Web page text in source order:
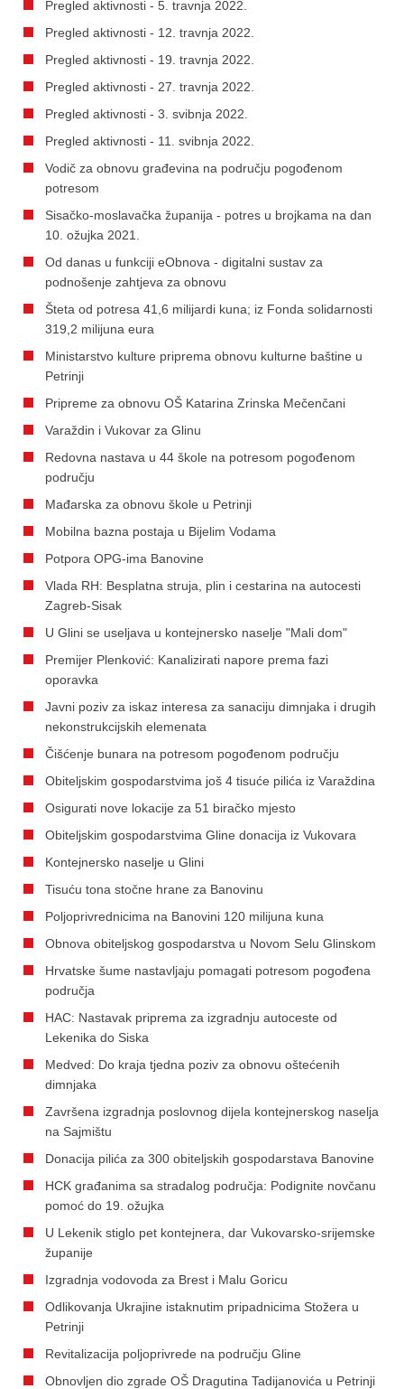
Pregled aktivnosti - 5. travnja 2022.
Pregled aktivnosti - 12. travnja 2022.
Pregled aktivnosti - 19. travnja 2022.
Pregled aktivnosti - 27. travnja 2022.
Pregled aktivnosti - 3. svibnja 2022.
Pregled aktivnosti - 11. svibnja 2022.
Vodič za obnovu građevina na području pogođenom
potresom
Sisačko-moslavačka županija - potres u brojkama na dan
10. ožujka 2021.
Od danas u funkciji eObnova - digitalni sustav za
podnošenje zahtjeva za obnovu
Šteta od potresa 41,6 milijardi kuna; iz Fonda solidarnosti
319,2 milijuna eura
Ministarstvo kulture priprema obnovu kulturne baštine u
Petrinji
Pripreme za obnovu OŠ Katarina Zrinska Mečenčani
Varaždin i Vukovar za Glinu
Redovna nastava u 44 škole na potresom pogođenom
području
Mađarska za obnovu škole u Petrinji
Mobilna bazna postaja u Bijelim Vodama
Potpora OPG-ima Banovine
Vlada RH: Besplatna struja, plin i cestarina na autocesti
Zagreb-Sisak
U Glini se useljava u kontejnersko naselje "Mali dom"
Premijer Plenković: Kanalizirati napore prema fazi
oporavka
Javni poziv za iskaz interesa za sanaciju dimnjaka i drugih
nekonstrukcijskih elemenata
Čišćenje bunara na potresom pogođenom području
Obiteljskim gospodarstvima još 4 tisuće pilića iz Varaždina
Osigurati nove lokacije za 51 biračko mjesto
Obiteljskim gospodarstvima Gline donacija iz Vukovara
Kontejnersko naselje u Glini
Tisuću tona stočne hrane za Banovinu
Poljoprivrednicima na Banovini 120 milijuna kuna
Obnova obiteljskog gospodarstva u Novom Selu Glinskom
Hrvatske šume nastavljaju pomagati potresom pogođena
područja
HAC: Nastavak priprema za izgradnju autoceste od
Lekenika do Siska
Medved: Do kraja tjedna poziv za obnovu oštećenih
dimnjaka
Završena izgradnja poslovnog dijela kontejnerskog naselja
na Sajmištu
Donacija pilića za 300 obiteljskih gospodarstava Banovine
HCK građanima sa stradalog područja: Podignite novčanu
pomoć do 19. ožujka
U Lekenik stiglo pet kontejnera, dar Vukovarsko-srijemske
županije
Izgradnja vodovoda za Brest i Malu Goricu
Odlikovanja Ukrajine istaknutim pripadnicima Stožera u
Petrinji
Revitalizacija poljoprivrede na području Gline
Obnovljen dio zgrade OŠ Dragutina Tadijanovića u Petrinji